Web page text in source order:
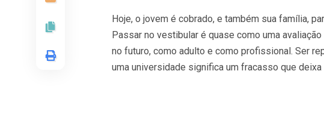
Hoje, o jovem é cobrado, e também sua família,
Passar no vestibular é quase como uma
no futuro, como adulto e como profissional. Ser
uma universidade significa um fracasso que